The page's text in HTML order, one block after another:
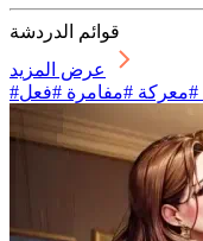
قوائم الدردشة
عرض المزيد
#معركة #مفامرة #فعل